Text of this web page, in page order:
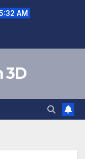
AM
3D